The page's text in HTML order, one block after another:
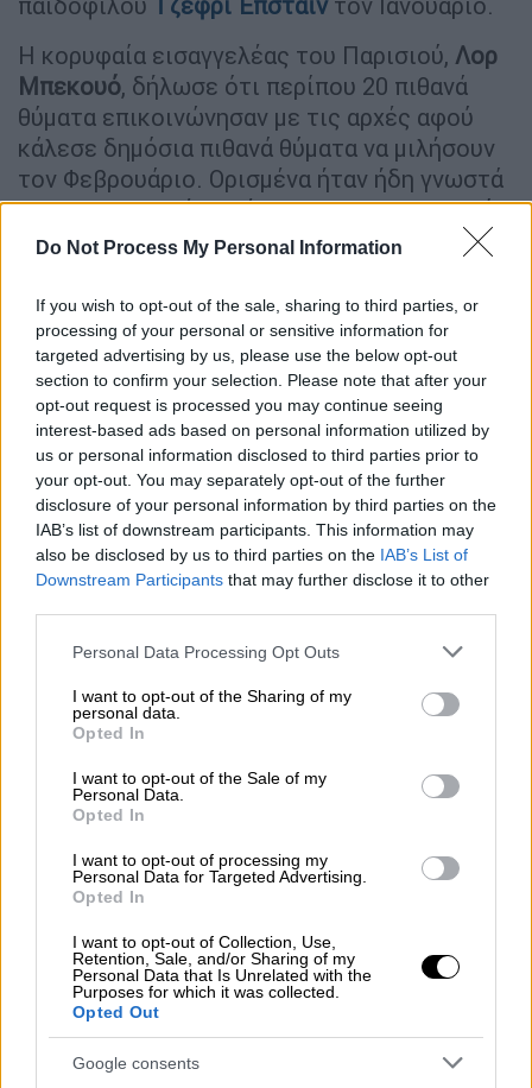
Do Not Process My Personal Information
If you wish to opt-out of the sale, sharing to third parties, or
processing of your personal or sensitive information for
targeted advertising by us, please use the below opt-out
section to confirm your selection. Please note that after your
opt-out request is processed you may continue seeing
interest-based ads based on personal information utilized by
us or personal information disclosed to third parties prior to
your opt-out. You may separately opt-out of the further
disclosure of your personal information by third parties on the
IAB’s list of downstream participants. This information may
also be disclosed by us to third parties on the IAB’s List of
Downstream Participants that may further disclose it to other
Please note that this website/app uses one or more Google
not limited to your visit or usage behaviour. You may click to
grant or deny consent to Google and its third-party tags to
use your data for below specified purposes in below Google
consent section.
Personal Data Processing Opt Outs
I want to opt-out of the Sharing of my
personal data.
Opted In
I want to opt-out of the Sale of my
Personal Data.
Opted In
I want to opt-out of processing my
Personal Data for Targeted Advertising.
Opted In
I want to opt-out of Collection, Use,
Retention, Sale, and/or Sharing of my
Personal Data that Is Unrelated with the
Purposes for which it was collected.
Opted Out
Google consents
Η κορυφαία εισαγγελέας του Παρισιού, Λορ
Μπεκουό, δήλωσε ότι περίπου 20 πιθανά
θύματα επικοινώνησαν με τις αρχές αφού
κάλεσε δημόσια πιθανά θύματα να μιλήσουν
τον Φεβρουάριο. Ορισμένα ήταν ήδη γνωστά
στους ερευνητές, ανέφερε στο τηλεοπτικό
δίκτυο RTL.
ΔΙΑΒΑΣΤΕ ΕΠΙΣΗΣ
Κόσμος|18.05.2026 13:14
Τρομακτικό ατύχημα στην Ισπανία:
Κατέρρευσε τμήμα κτιρίου - Στο
νοσοκομείο δύο Ελληνίδες
«Όμως είχαμε και νέα θύματα που
«Η επιλογή που έχουμε κάνει προς το παρόν
είναι να ακούσουμε αυτά τα θύματα», είπε.
εξωτερικό, οπότε οι ερευνητές προσπαθούν
να οργανώσουν συναντήσεις όταν μπορούν
να έρθουν στοΠαρίσι.»
Γαλλίαξεκίνησε έρευνα για εμπορία
ανθρώπων μετά τη δημοσιοποίηση του
τελευταίου πακέτου εγγράφων από την
έρευνατου αμερικανικού υπουργείου
Δικαιοσύνης για τον Έπσταϊν.Οι ερευνητές
τα εξετάζουν αναζητώντας ονόματα που